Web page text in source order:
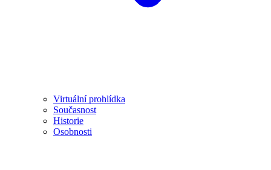
Virtuální prohlídka
Současnost
Historie
Osobnosti